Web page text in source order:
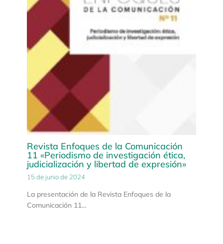
Revista Enfoques de la Comunicación
11 «Periodismo de investigación ética,
judicialización y libertad de expresión»
15 de junio de 2024
La presentación de la Revista Enfoques de la
Comunicación 11…